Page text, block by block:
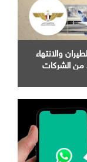
والانتهاء
من الشركات